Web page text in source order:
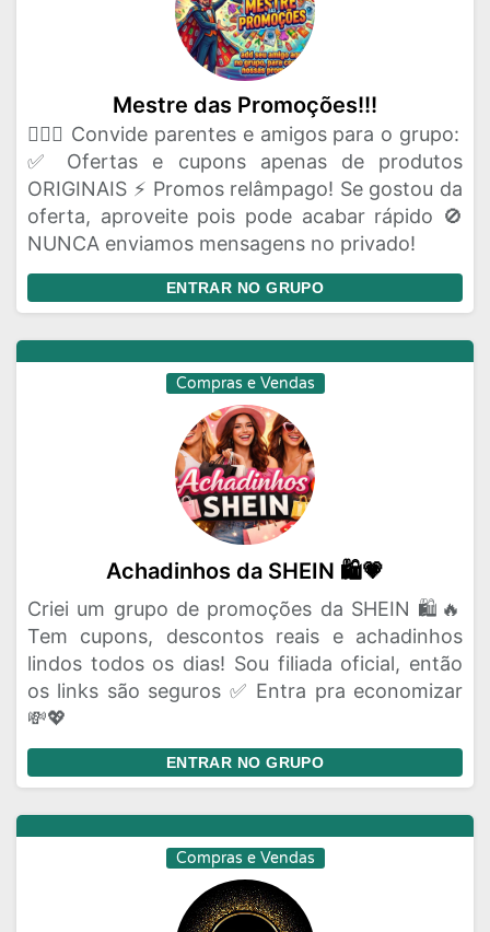
Mestre das Promoções!!!
🦸🏻‍♂️ Convide parentes e amigos para o grupo:
✅ Ofertas e cupons apenas de produtos
ORIGINAIS ⚡ Promos relâmpago! Se gostou da
oferta, aproveite pois pode acabar rápido 🚫
NUNCA enviamos mensagens no privado!
ENTRAR NO GRUPO
Compras e Vendas
Achadinhos da SHEIN 🛍️💗
Criei um grupo de promoções da SHEIN 🛍️🔥
Tem cupons, descontos reais e achadinhos
lindos todos os dias! Sou filiada oficial, então
os links são seguros ✅ Entra pra economizar
💸💖
ENTRAR NO GRUPO
Compras e Vendas